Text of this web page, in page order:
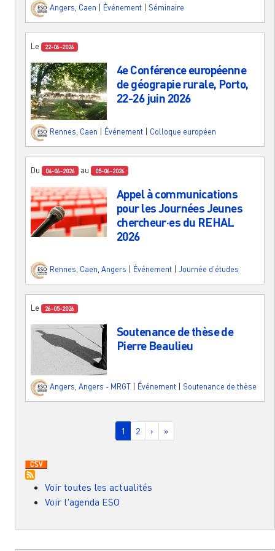
Angers, Caen Événement Séminaire
Le 22-06-2026
4e Conférence européenne
de géograpie rurale, Porto,
22-26 juin 2026
Rennes Caen Événement Colloque européen
Du 04-06-2026 au 05-06-2026
Appel à communications
pour les Journées Jeunes
chercheur·es du REHAL
2026
Rennes Caen Angers Événement Journée d'études
Le 26-05-2026
Soutenance de thèse de
Pierre Beaulieu
Angers Angers - MRGT Événement Soutenance de thèse
Page courante
1 Page
2 Page suivante
› Dernière page
»
Voir toutes les actualités
Voir l'agenda ESO